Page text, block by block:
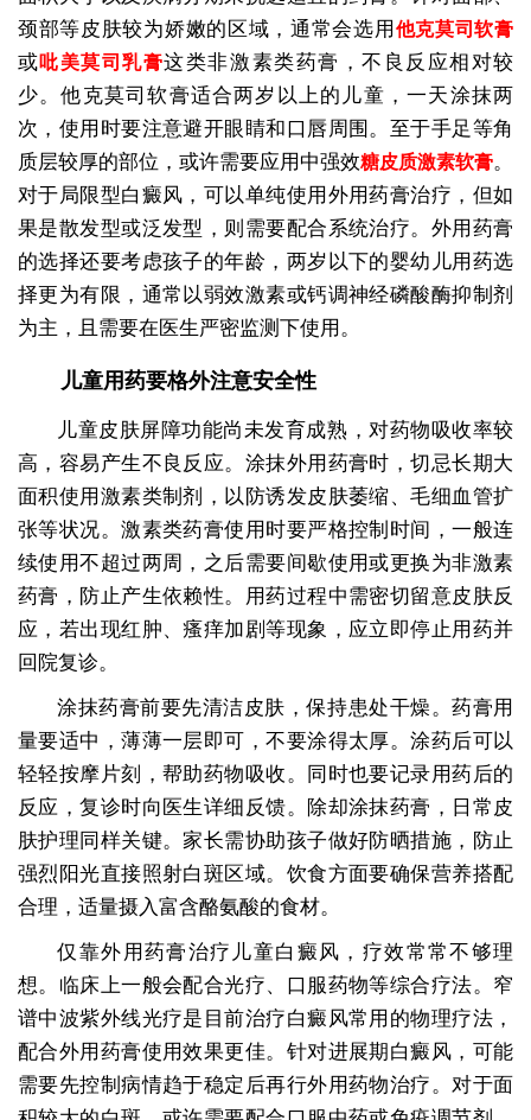
颈部等皮肤较为娇嫩的区域，通常会选用 他克莫司软膏
或吡美莫司乳膏这类非激素类药膏，不良反应相对较
少。他克莫司软膏适合两岁以上的儿童，一天涂抹两
次，使用时要注意避开眼睛和口唇周围。至于手足等角
质层较厚的部位，或许需要应用中强效糖皮质激素软膏。
对于局限型白癜风，可以单纯使用外用药膏治疗，但如
果是散发型或泛发型，则需要配合系统治疗。外用药膏
的选择还要考虑孩子的年龄，两岁以下的婴幼儿用药选
择更为有限，通常以弱效激素或钙调神经磷酸酶抑制剂
为主，且需要在医生严密监测下使用。
儿童用药要格外注意安全性
儿童皮肤屏障功能尚未发育成熟，对药物吸收率较
高，容易产生不良反应。涂抹外用药膏时，切忌长期大
面积使用激素类制剂，以防诱发皮肤萎缩、毛细血管扩
张等状况。激素类药膏使用时要严格控制时间，一般连
续使用不超过两周，之后需要间歇使用或更换为非激素
药膏，防止产生依赖性。用药过程中需密切留意皮肤反
应，若出现红肿、瘙痒加剧等现象，应立即停止用药并
回院复诊。
涂抹药膏前要先清洁皮肤，保持患处干燥。药膏用
量要适中，薄薄一层即可，不要涂得太厚。涂药后可以
轻轻按摩片刻，帮助药物吸收。同时也要记录用药后的
反应，复诊时向医生详细反馈。除却涂抹药膏，日常皮
肤护理同样关键。家长需协助孩子做好防晒措施，防止
强烈阳光直接照射白斑区域。饮食方面要确保营养搭配
合理，适量摄入富含酪氨酸的食材。
仅靠外用药膏治疗儿童白癜风，疗效常常不够理
想。临床上一般会配合光疗、口服药物等综合疗法。窄
谱中波紫外线光疗是目前治疗白癜风常用的物理疗法，
配合外用药膏使用效果更佳。针对进展期白癜风，可能
需要先控制病情趋于稳定后再行外用药物治疗。对于面